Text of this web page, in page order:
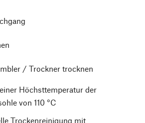
/ Trockner trocknen
Höchsttemperatur der
von 110 °C
Trockenreinigung mit